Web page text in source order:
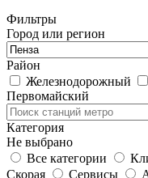
Фильтры
Город или регион
Район
Железнодорожный
Первомайский
Категория
Не выбрано
Все категории
Скорая
Сервисы